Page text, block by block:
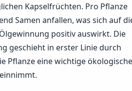
Kapselfrüchten. Pro Pflanze
Samen anfallen, was sich auf
positiv auswirkt. Die
geschieht in erster Linie durch
Pflanze eine wichtige ökologische